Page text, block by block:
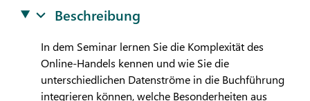
Beschreibung
In dem Seminar lernen Sie die Komplexität des
Online-Handels kennen und wie Sie die
unterschiedlichen Datenströme in die Buchführung
integrieren können, welche Besonderheiten aus